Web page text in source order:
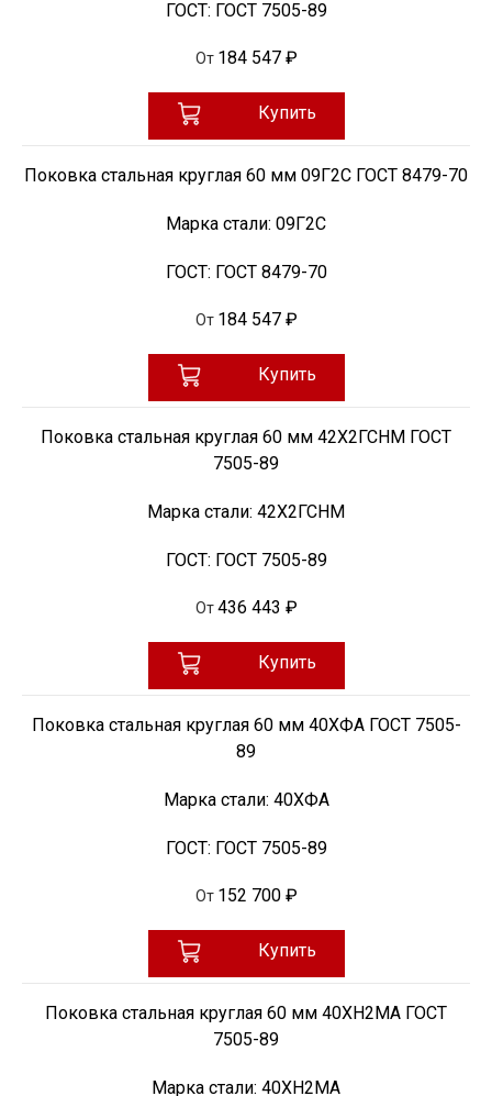
ГОСТ: ГОСТ 7505-89
От 184 547 ₽
Купить
Поковка стальная круглая 60 мм 09Г2С ГОСТ 8479-70
Марка стали: 09Г2С
ГОСТ: ГОСТ 8479-70
От 184 547 ₽
Купить
Поковка стальная круглая 60 мм 42Х2ГСНМ ГОСТ
7505-89
Марка стали: 42Х2ГСНМ
ГОСТ: ГОСТ 7505-89
От 436 443 ₽
Купить
Поковка стальная круглая 60 мм 40ХФА ГОСТ 7505-
89
Марка стали: 40ХФА
ГОСТ: ГОСТ 7505-89
От 152 700 ₽
Купить
Поковка стальная круглая 60 мм 40ХН2МА ГОСТ
7505-89
Марка стали: 40ХН2МА